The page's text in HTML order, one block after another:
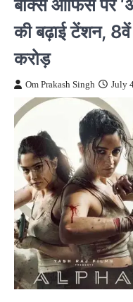
की बढ़ाई टेंशन,
करोड़
Om Prakash Singh July